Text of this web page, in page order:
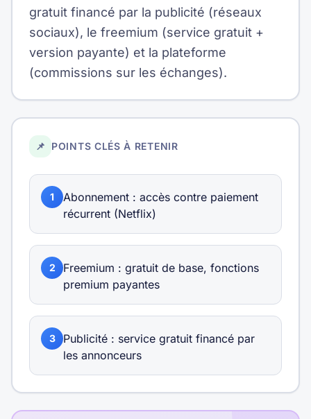
gratuit financé par la publicité (réseaux
sociaux), le freemium (service gratuit +
version payante) et la plateforme
(commissions sur les échanges).
📌 POINTS CLÉS À RETENIR
1
Abonnement : accès contre paiement
récurrent (Netflix)
2
Freemium : gratuit de base, fonctions
premium payantes
3
Publicité : service gratuit financé par
les annonceurs